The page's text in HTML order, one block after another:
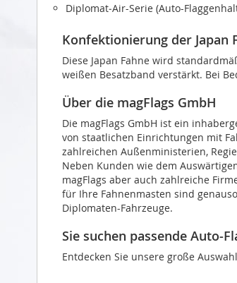
Diplomat‑Air-Serie (Auto-
Konfektionierung der Japan
Diese Japan Fahne wird
weißen Besatzband verstärkt. Bei
Über die magFlags GmbH
Die magFlags GmbH ist ein
von staatlichen Einrichtungen mit
zahlreichen Außenministerien,
Neben Kunden wie dem
magFlags aber auch zahlreiche
für Ihre Fahnenmasten sind
Diplomaten-Fahrzeuge.
Sie suchen passende Auto-
Entdecken Sie unsere große